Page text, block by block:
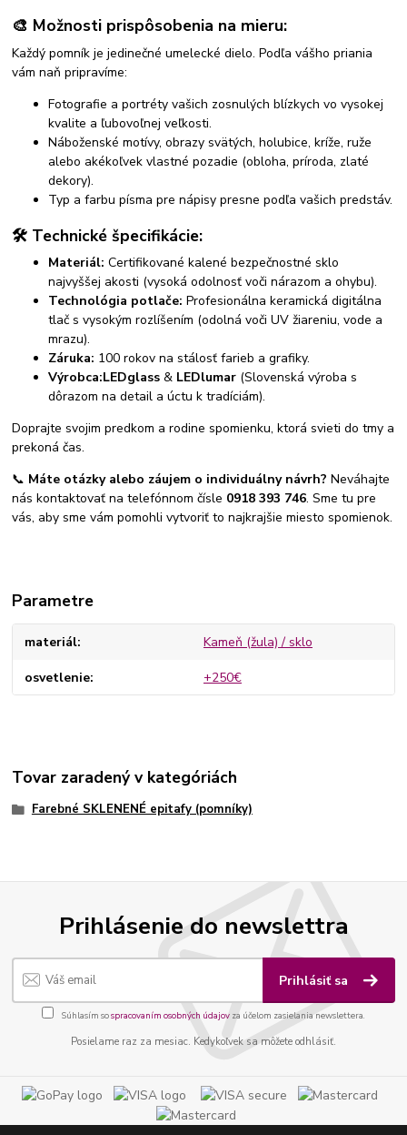
🎨 Možnosti prispôsobenia na mieru:
Každý pomník je jedinečné umelecké dielo. Podľa vášho priania
vám naň pripravíme:
Fotografie a portréty vašich zosnulých blízkych vo vysokej
kvalite a ľubovoľnej veľkosti.
Náboženské motívy, obrazy svätých, holubice, kríže, ruže
alebo akékoľvek vlastné pozadie (obloha, príroda, zlaté
dekory).
Typ a farbu písma pre nápisy presne podľa vašich predstáv.
🛠️ Technické špecifikácie:
Materiál: Certifikované kalené bezpečnostné sklo
najvyššej akosti (vysoká odolnosť voči nárazom a ohybu).
Technológia potlače: Profesionálna keramická digitálna
tlač s vysokým rozlíšením (odolná voči UV žiareniu, vode a
mrazu).
Záruka: 100 rokov na stálosť farieb a grafiky.
Výrobca:LEDglass & LEDlumar (Slovenská výroba s
dôrazom na detail a úctu k tradíciám).
Doprajte svojim predkom a rodine spomienku, ktorá svieti do tmy a
prekoná čas.
📞 Máte otázky alebo záujem o individuálny návrh? Neváhajte
nás kontaktovať na telefónnom čísle 0918 393 746. Sme tu pre
vás, aby sme vám pomohli vytvoriť to najkrajšie miesto spomienok.
Parametre
materiál Kameň (žula) / sklo
osvetlenie +250€
Tovar zaradený v kategóriách
Farebné SKLENENÉ epitafy (pomníky)
Prihlásenie do newslettra
Prihlásiť sa
Súhlasím sospracovaním osobných údajov za účelom zasielania newslettera.
Posielame raz za mesiac. Kedykoľvek sa môžete odhlásiť.